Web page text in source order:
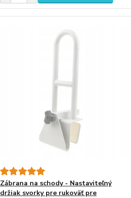
Zábrana na schody - Nastaviteľný
držiak svorky pre rukoväť pre